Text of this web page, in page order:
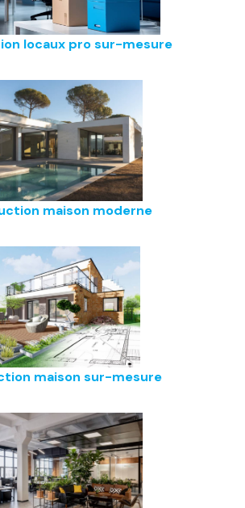
locaux pro sur-mesure
maison moderne
maison sur-mesure